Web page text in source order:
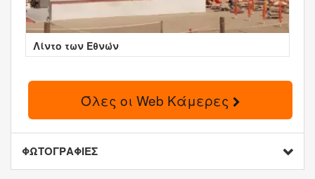
Λίντο των Εθνών
Όλες οι Web Κάμερες
ΦΩΤΟΓΡΑΦΙΕΣ